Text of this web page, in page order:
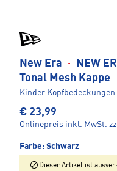
New Era ·
NEW
Tonal Mesh Kappe
Kinder Kopfbedeckungen
€ 23,99
Onlinepreis inkl. MwSt.
Farbe: Schwarz
Dieser Artikel ist